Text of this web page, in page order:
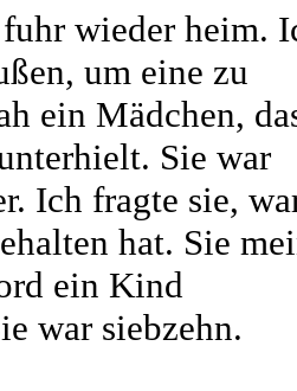
wieder heim.
um eine zu
ein Mädchen,
Sie war
Ich fragte sie,
hat. Sie
ein Kind
war siebzehn.